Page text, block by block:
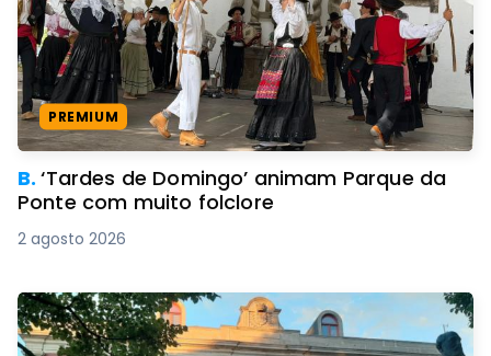
PREMIUM
B.‘Tardes de Domingo’ animam Parque da
Ponte com muito folclore
2 agosto 2026